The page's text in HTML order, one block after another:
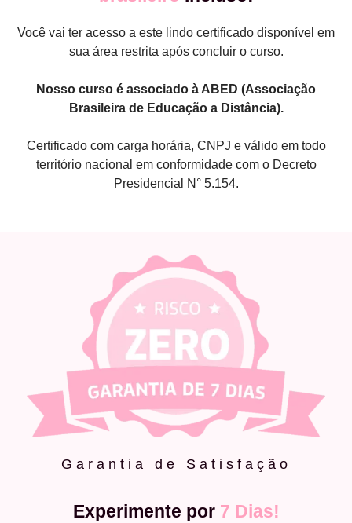
Você vai ter acesso a este lindo certificado disponível em
sua área restrita após concluir o curso.
Nosso curso é associado à ABED (Associação
Brasileira de Educação a Distância).
Certificado com carga horária, CNPJ e válido em todo
território nacional em conformidade com o Decreto
Presidencial N° 5.154.
Garantia de Satisfação
Experimente por 7 Dias!